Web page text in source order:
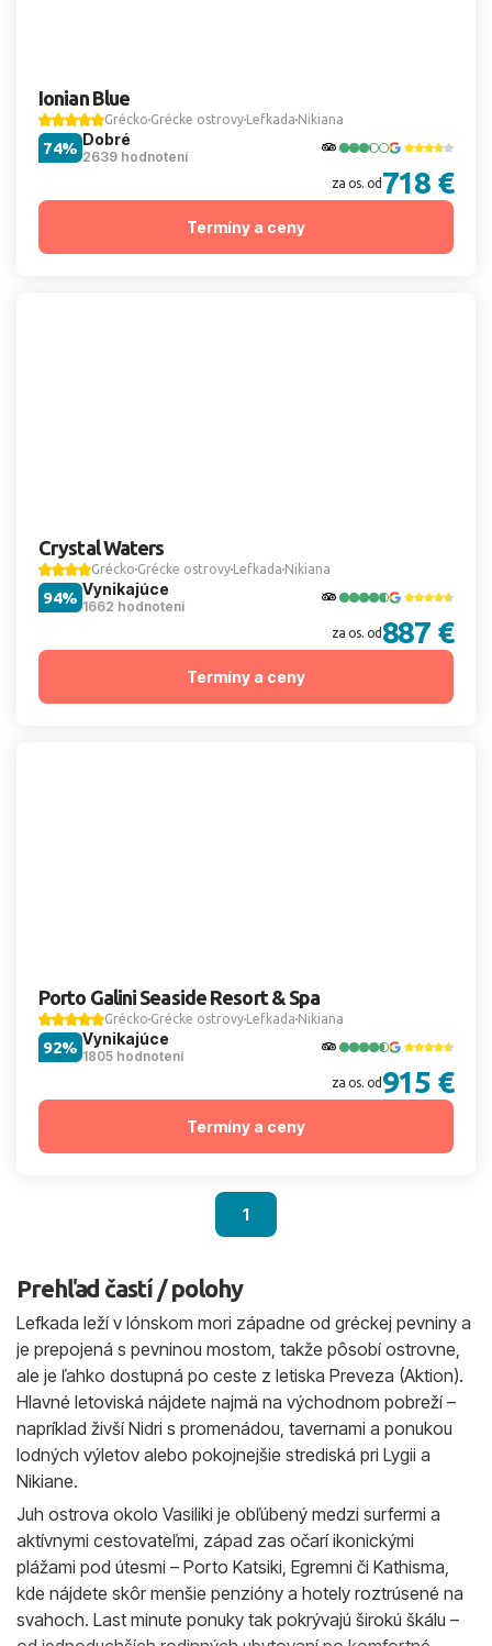
Ionian Blue
Grécko Grécke ostrovy Lefkada Nikiana
Dobré
2639 hodnotení
74%
za os. od 718 €
Termíny a ceny
Crystal Waters
Grécko Grécke ostrovy Lefkada Nikiana
Vynikajúce
1662 hodnotení
94%
za os. od 887 €
Termíny a ceny
Porto Galini Seaside Resort & Spa
Grécko Grécke ostrovy Lefkada Nikiana
Vynikajúce
1805 hodnotení
92%
za os. od 915 €
Termíny a ceny
1
Prehľad častí / polohy
Lefkada leží v Iónskom mori západne od gréckej pevniny a
je prepojená s pevninou mostom, takže pôsobí ostrovne,
ale je ľahko dostupná po ceste z letiska Preveza (Aktion).
Hlavné letoviská nájdete najmä na východnom pobreží –
napríklad živší Nidri s promenádou, tavernami a ponukou
lodných výletov alebo pokojnejšie strediská pri Lygii a
Nikiane.
Juh ostrova okolo Vasiliki je obľúbený medzi surfermi a
aktívnymi cestovateľmi, západ zas očarí ikonickými
plážami pod útesmi – Porto Katsiki, Egremni či Kathisma,
kde nájdete skôr menšie penzióny a hotely roztrúsené na
svahoch. Last minute ponuky tak pokrývajú širokú škálu –